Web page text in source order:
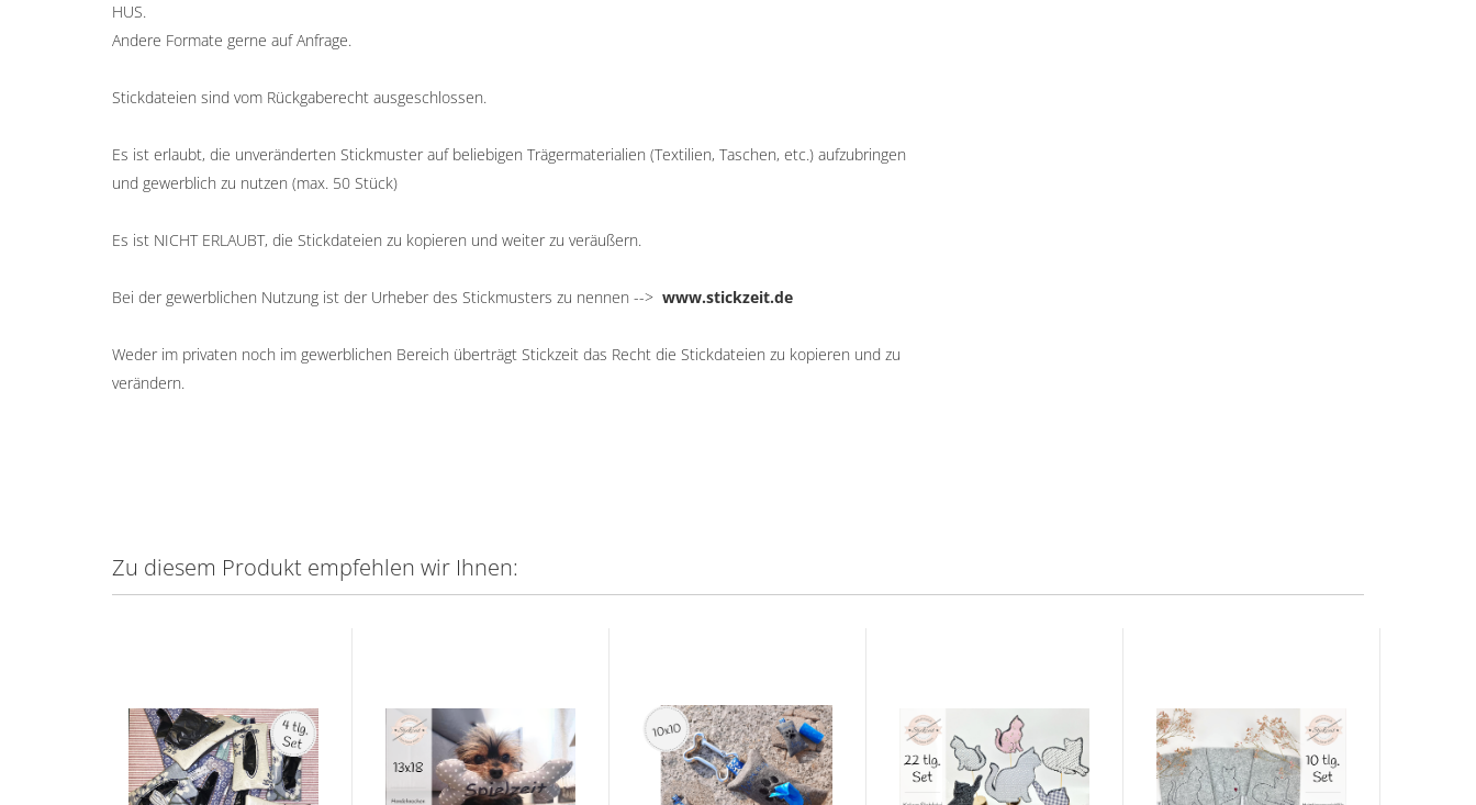
HUS.
Andere Formate gerne auf Anfrage.
Stickdateien sind vom Rückgaberecht ausgeschlossen.
Es ist erlaubt, die unveränderten Stickmuster auf beliebigen Trägermaterialien (Textilien, Taschen, etc.) aufzubringen
und gewerblich zu nutzen (max. 50 Stück)
Es ist NICHT ERLAUBT, die Stickdateien zu kopieren und weiter zu veräußern.
Bei der gewerblichen Nutzung ist der Urheber des Stickmusters zu nennen --> www.stickzeit.de
Weder im privaten noch im gewerblichen Bereich überträgt Stickzeit das Recht die Stickdateien zu kopieren und zu
verändern.
Zu diesem Produkt empfehlen wir Ihnen: